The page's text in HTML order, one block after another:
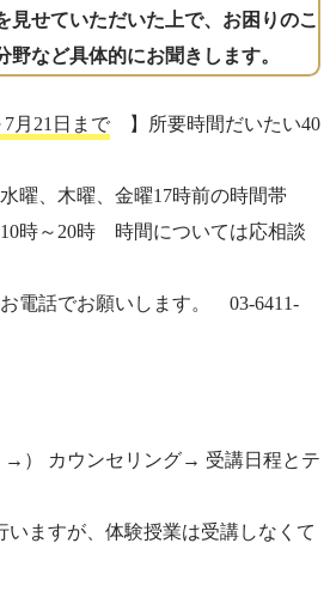
見せていただいた上で、お困りのこ
野など具体的にお聞きします。
7月21日まで 】所要時間だいたい40
曜、木曜、金曜17時前の時間帯
時～20時 時間については応相談
電話でお願いします。 03-6411-
→） カウンセリング→ 受講日程とテ
いますが、体験授業は受講しなくて